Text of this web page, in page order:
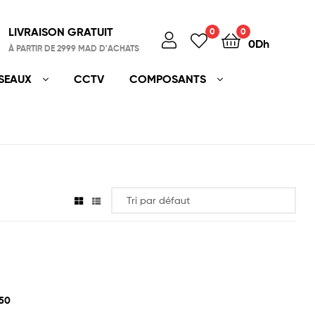
LIVRAISON GRATUIT
À PARTIR DE 2999 MAD D'ACHATS
0 0
0Dh
CCTV COMPOSANTS